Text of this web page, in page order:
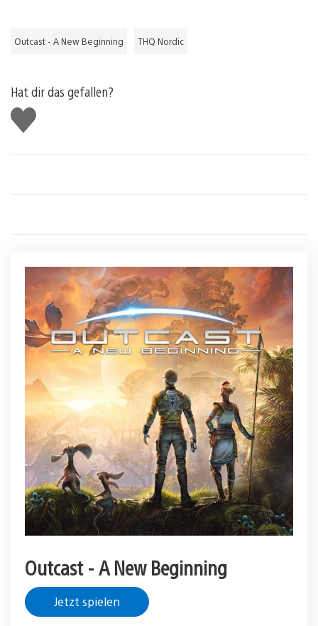
Outcast - A New Beginning THQ Nordic
Hat dir das gefallen?
Gefällt
mir
Outcast - A New Beginning
Jetzt spielen